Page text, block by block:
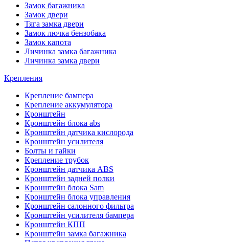
Замок багажника
Замок двери
Тяга замка двери
Замок лючка бензобака
Замок капота
Личинка замка багажника
Личинка замка двери
Крепления
Крепление бампера
Крепление аккумулятора
Кронштейн
Кронштейн блока abs
Кронштейн датчика кислорода
Кронштейн усилителя
Болты и гайки
Крепление трубок
Кронштейн датчика ABS
Кронштейн задней полки
Кронштейн блока Sam
Кронштейн блока управления
Кронштейн салонного фильтра
Кронштейн усилителя бампера
Кронштейн КПП
Кронштейн замка багажника